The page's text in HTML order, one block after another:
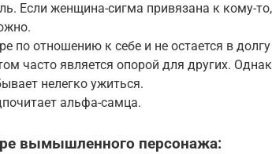
Если женщина-сигма привязана к кому-то,
по отношению к себе и не остается в долгу
часто является опорой для других.
нелегко ужиться.
альфа-самца.
вымышленного персонажа: